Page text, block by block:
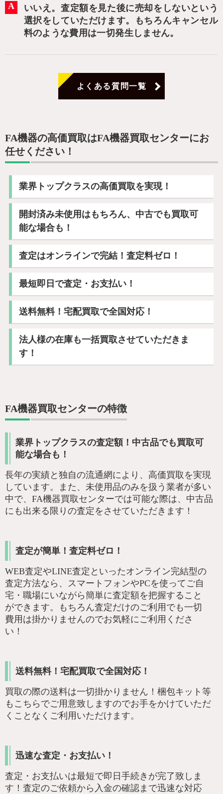
いいえ。査定額を見た後に売却をしないという
選択をしていただけます。もちろんキャンセル
料のような費用は一切発生しません。
よくある質問一覧
FA機器の高価買取はFA機器買取センターにお
任せください！
業界トップクラスの高価買取を実現！
開封済み未使用はもちろん、中古でも買取可
能な場合も！
査定はオンラインで完結！査定料ゼロ！
最短即日で査定・お支払い！
送料無料！宅配買取で全国対応！
法人様の在庫も一括買取させていただきま
す！
FA機器買取センターの特徴
業界トップクラスの査定額！中古品でも買取可
能な場合も！
長年の実績と独自の流通網により、高価買取を実現
しています。また、未使用品のみを扱う業者が多い
中で、FA機器買取センターでは可能な際は、中古品
にも出来る限りの査定をさせていただきます！
査定が簡単！査定料ゼロ！
WEB査定やLINE査定といったオンライン完結型の
査定方法なら、スマートフォンやPCを使ってご自
宅・職場にいながら簡単に査定額を把握すること
ができます。もちろん査定だけのご利用でも一切
費用は掛かりませんのでお気軽にご利用くださ
い！
送料無料！宅配買取で全国対応！
買取の際の送料は一切掛かりません！梱包キット等
もこちらでご用意致しますのでお手をかけていただ
くことなくご利用いただけます。
迅速な査定・お支払い！
査定・お支払いは最短で即日手続きが完了致しま
す！査定のご依頼から入金の確認まで迅速な対応